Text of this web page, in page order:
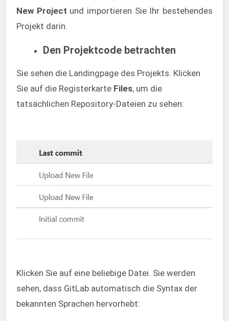
New Project und importieren Sie Ihr bestehendes
Projekt darin.
Den Projektcode betrachten
Sie sehen die Landingpage des Projekts. Klicken
Sie auf die Registerkarte Files, um die
tatsächlichen Repository-Dateien zu sehen:
Klicken Sie auf eine beliebige Datei. Sie werden
sehen, dass GitLab automatisch die Syntax der
bekannten Sprachen hervorhebt: